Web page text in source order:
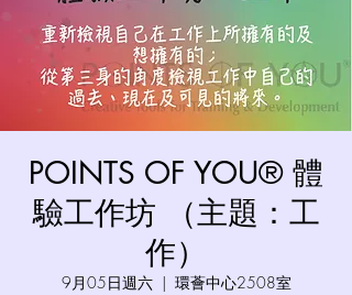
POINTS OF YOU® 體
驗工作坊 （主題：工
作）
9月05日週六
  |
環薈中心2508室